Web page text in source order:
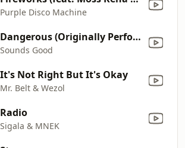
Purple Disco Machine
Dangerous (Originally Performed by David Guetta feat. Sam Martin) [Instrumental Version]
Sounds Good
It's Not Right But It's Okay
Mr. Belt & Wezol
Radio
Sigala & MNEK